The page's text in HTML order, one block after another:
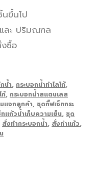
ขึ้นไป
ละ ปริมณฑล
ซื้อ
น้ำ, กระบอกน้ำทำโลโก้,
ก้, กระบอกน้ำสแตนเลส
แจกลูกค้า, ชุดกิ๊ฟเซ็ทกระ
แก้วน้ำเก็บความเย็น, ชุด
สั่งทำกระบอกน้ำ, สั่งทำแก้ว,